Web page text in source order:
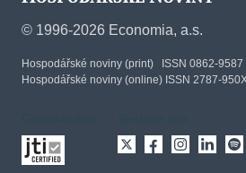
© 1996-2026 Economia, a.s.
Hospodářské noviny (print) ISSN 0862-9587
Hospodářské noviny (online) ISSN 2787-